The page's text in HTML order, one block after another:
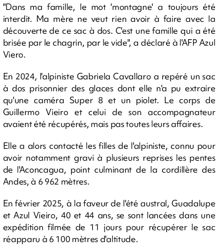
"Dans ma famille, le mot 'montagne' a toujours été
interdit. Ma mère ne veut rien avoir à faire avec la
découverte de ce sac à dos. C'est une famille qui a été
brisée par le chagrin, par le vide", a déclaré à l'AFP Azul
Viero.
En 2024, l'alpiniste Gabriela Cavallaro a repéré un sac
à dos prisonnier des glaces dont elle n'a pu extraire
qu'une caméra Super 8 et un piolet. Le corps de
Guillermo Vieiro et celui de son accompagnateur
avaient été récupérés, mais pas toutes leurs affaires.
Elle a alors contacté les filles de l'alpiniste, connu pour
avoir notamment gravi à plusieurs reprises les pentes
de l'Aconcagua, point culminant de la cordillère des
Andes, à 6 962 mètres.
En février 2025, à la faveur de l'été austral, Guadalupe
et Azul Vieiro, 40 et 44 ans, se sont lancées dans une
expédition filmée de 11 jours pour récupérer le sac
réapparu à 6 100 mètres d'altitude.